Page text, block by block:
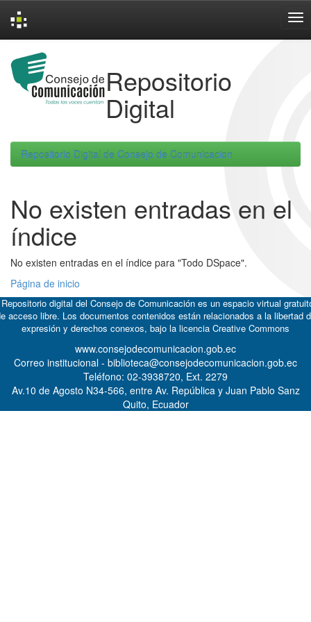
navigation
Repositorio
Digital
Repositorio Digital de Consejo de Comunicacion
No existen entradas en el
índice
No existen entradas en el índice para "Todo DSpace".
Página de inicio
digital del Consejo de Comunicación es un espacio virtual
acceso libre. Los documentos contenidos están relacionados a la libertad
expresión y derechos conexos, bajo la licencia Creative Commons
www.consejodecomunicacion.gob.ec
Correo institucional - biblioteca@consejodecomunicacion.gob.ec
Teléfono: 02-3938720, Ext. 2279
Av.10 de Agosto N34-566, entre Av. República y Juan Pablo Sanz
Quito, Ecuador